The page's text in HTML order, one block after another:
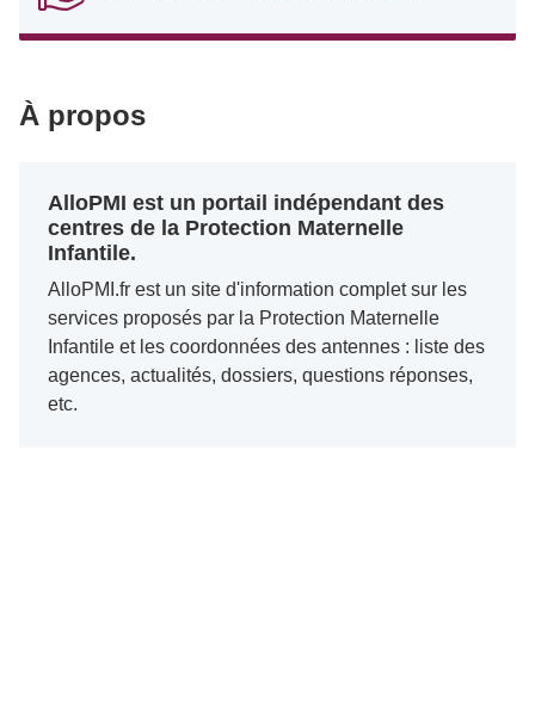
À propos
AlloPMI est un portail indépendant des
centres de la Protection Maternelle
Infantile.
AlloPMI.fr est un site d'information complet sur les
services proposés par la Protection Maternelle
Infantile et les coordonnées des antennes : liste des
agences, actualités, dossiers, questions réponses,
etc.